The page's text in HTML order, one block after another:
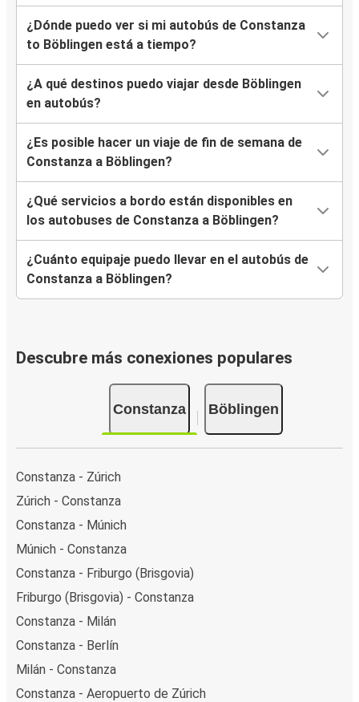
¿Dónde puedo ver si mi autobús de Constanza
to Böblingen está a tiempo?
¿A qué destinos puedo viajar desde Böblingen
en autobús?
¿Es posible hacer un viaje de fin de semana de
Constanza a Böblingen?
¿Qué servicios a bordo están disponibles en
los autobuses de Constanza a Böblingen?
¿Cuánto equipaje puedo llevar en el autobús de
Constanza a Böblingen?
Descubre más conexiones populares
Constanza Böblingen
Constanza - Zúrich
Zúrich - Constanza
Constanza - Múnich
Múnich - Constanza
Constanza - Friburgo (Brisgovia)
Friburgo (Brisgovia) - Constanza
Constanza - Milán
Constanza - Berlín
Milán - Constanza
Constanza - Aeropuerto de Zúrich